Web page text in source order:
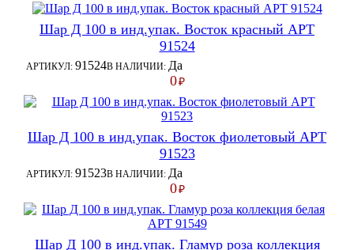
Шар Д 100 в инд.упак. Восток красный АРТ
91524
АРТИКУЛ: 91524В НАЛИЧИИ: Да
0₽
Шар Д 100 в инд.упак. Восток фиолетовый АРТ
91523
АРТИКУЛ: 91523В НАЛИЧИИ: Да
0₽
Шар Д 100 в инд.упак. Гламур роза коллекция